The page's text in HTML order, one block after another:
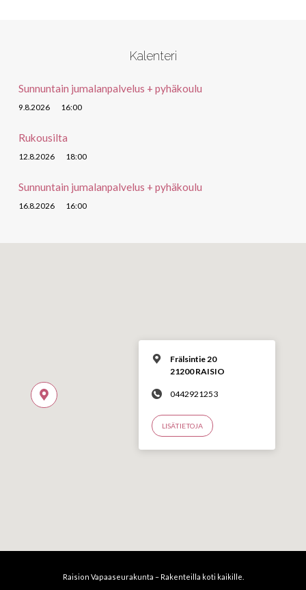
Kalenteri
Sunnuntain jumalanpalvelus + pyhäkoulu
9.8.2026 16:00
Rukousilta
12.8.2026 18:00
Sunnuntain jumalanpalvelus + pyhäkoulu
16.8.2026 16:00
Frälsintie 20
21200 RAISIO
0442921253
LISÄTIETOJA
Raision Vapaaseurakunta – Rakenteilla koti kaikille.